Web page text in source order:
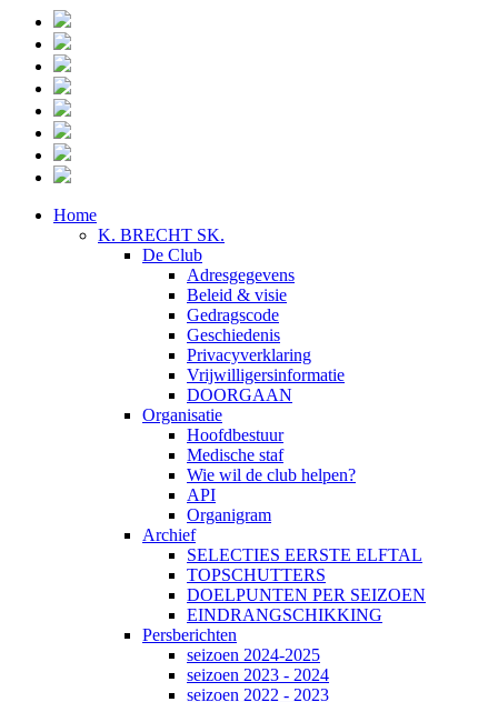
Home
K. BRECHT SK.
De Club
Adresgegevens
Beleid & visie
Gedragscode
Geschiedenis
Privacyverklaring
Vrijwilligersinformatie
DOORGAAN
Organisatie
Hoofdbestuur
Medische staf
Wie wil de club helpen?
API
Organigram
Archief
SELECTIES EERSTE ELFTAL
TOPSCHUTTERS
DOELPUNTEN PER SEIZOEN
EINDRANGSCHIKKING
Persberichten
seizoen 2024-2025
seizoen 2023 - 2024
seizoen 2022 - 2023